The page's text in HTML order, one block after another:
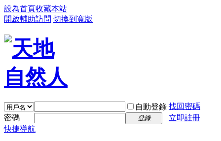
設為首頁收藏本站
開啟輔助訪問 切換到寬版
自動登錄 找回密碼
密碼
登錄
立即註冊
快捷導航